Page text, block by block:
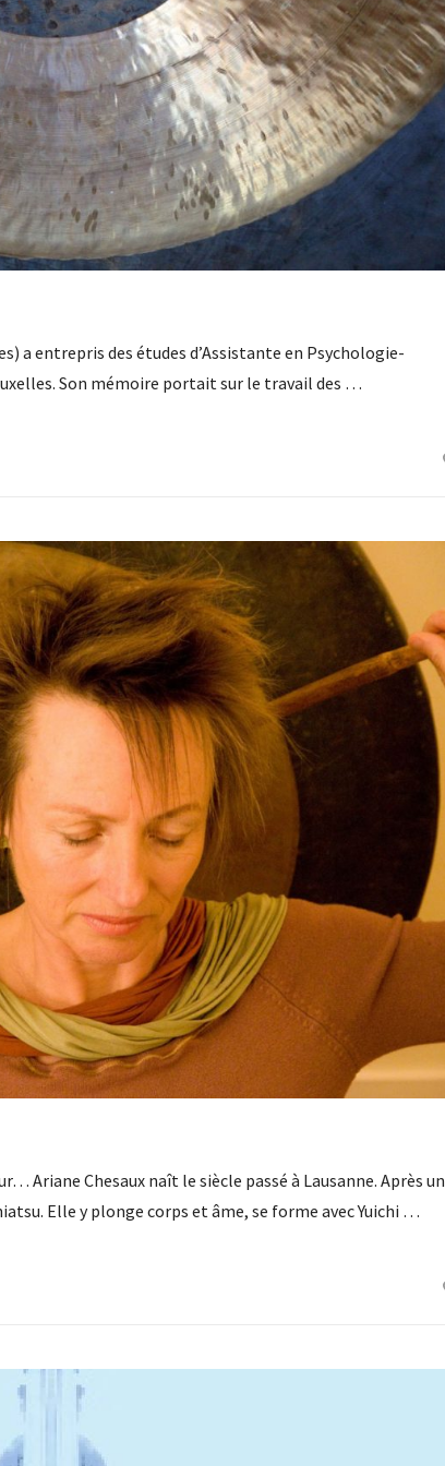
a entrepris des études d’Assistante en Psychologie-
Son mémoire portait sur le travail des …
Ariane Chesaux naît le siècle passé à Lausanne. Après un
Elle y plonge corps et âme, se forme avec Yuichi …